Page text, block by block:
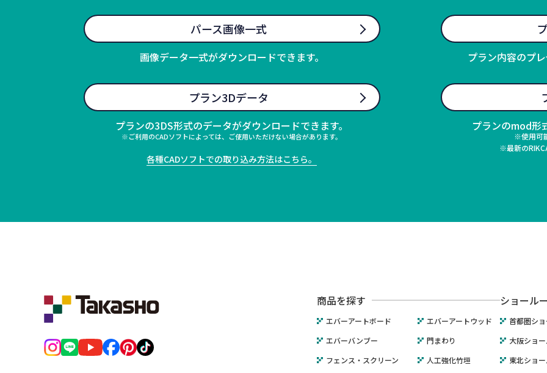
パース画像一式
画像データ一式がダウンロードできます。 プラン内容のプ
プラン3Dデータ
プランの3DS形式のデータがダウンロードできます。
※ご利用のCADソフトによっては、ご使用いただけない場合があります。
各種CADソフトでの取り込み方法はこちら。
プランのmod形
※使用可
※最新の
商品を探す
エバーアートボード
エバーアートウッド
エバーバンブー
門まわり
フェンス・スクリーン
人工強化竹垣
ショール
首都圏シ
大阪ショ
東北ショ